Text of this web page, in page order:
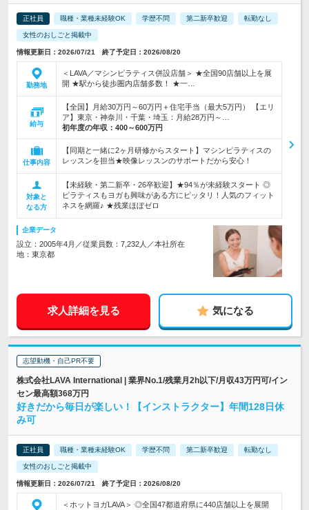
正社員 職種・業種未経験OK 学歴不問 第二新卒歓迎 転勤なし
女性のおしごと掲載中
情報更新日：2026/07/21 終了予定日：2026/08/20
勤務地
＜LAVA／マシンピラティス併設店舗＞ ★全国90店舗以上を展
開 ★駅から徒歩圏内店舗多数！ ★一…
給与
【全国】月給30万円～60万円＋住宅手当（最大5万円） 【エリ
ア】東京・神奈川・千葉・埼玉：月給28万円～…
初年度の年収： 400～600万円
仕事内容
【同期と一緒に2ヶ月研修からスタート】マシンピラティスの
レッスンを担当★映像レッスンのサポートだから安心！
対象と
なる方
【未経験・第二新卒・26卒歓迎】★94％が未経験スタート ◎
ピラティスもヨガも興味がある方にピッタリ！人気のフィット
ネスを網羅♪ ★残業ほぼゼロ
企業データ
設立：2005年4月／従業員数：7,232人／本社所在
地：東京都
求人詳細を見る 気になる
志望動機・自己PR不要
株式会社LAVA International | 業界No.1/残業月2h以下/月収43万円可/イン
セン最高額368万円
好きだから毎日が楽しい！【インストラクター】年間128日休
み可
正社員 職種・業種未経験OK 学歴不問 第二新卒歓迎 転勤なし
女性のおしごと掲載中
情報更新日：2026/07/21 終了予定日：2026/08/20
＜ホットヨガLAVA＞ ◎全国47都道府県に440店舗以上を展開